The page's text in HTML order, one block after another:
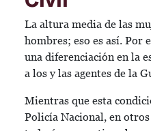
La altura media de las
hombres; eso es así. Por
una diferenciación en la
a los y las agentes de la
Mientras que esta
Policía Nacional, en